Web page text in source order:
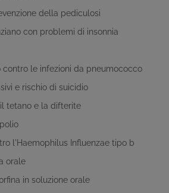
della pediculosi
con problemi di insonnia
contro le infezioni da pneumococco
e rischio di suicidio
tetano e la difterite
l'Haemophilus Influenzae tipo b
orale
in soluzione orale